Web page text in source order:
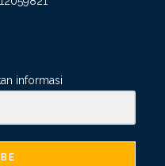
informasi